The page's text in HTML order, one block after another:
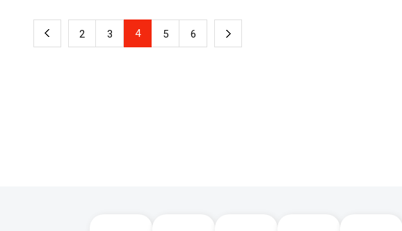
币77元）虽称不上是天价，但近几年价格持续上涨，性价比越来越低。票价高了观众对电影
。 然而更深层次的原因是韩国电影本身失去了吸引力，即使OTT普及、电影票
跌破一亿，约为疫情前三年水平的一半。 然而，第三季度或有改善迹象。7月底上映的《我的
映8天吸引观众238万人次，已达盈亏平衡，有望跻身千万票房。但部分业内人士认为，该成
女团》原声带专辑消费量达到9.3万张，较前一周增长4%，再次刷新纪录。 与此同时，《K-POP：猎
带种的歌曲《Golden》登顶英国官方单曲榜（Official Singles Chart）榜首。这是继PSY（
13年再次登上该榜单榜首。 值得一提的是，动画电影原声带歌曲登顶该榜单，是自2022年
上 2 3 4 5 6 下